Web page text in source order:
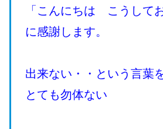
「こんにちは こうして
に感謝します。
出来ない・・という言葉
とても勿体ない